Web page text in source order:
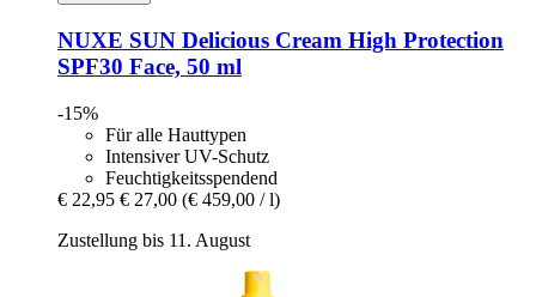
NUXE SUN Delicious Cream High Protection
SPF30 Face, 50 ml
-15%
Für alle Hauttypen
Intensiver UV-Schutz
Feuchtigkeitsspendend
€ 22,95 € 27,00 (€ 459,00 / l)
Zustellung bis 11. August